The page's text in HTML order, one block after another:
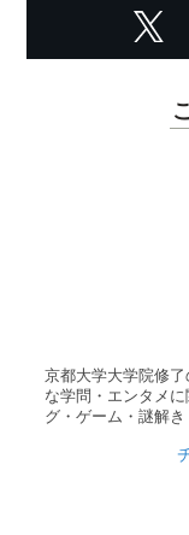
京都大学大学院修
な学問・エンタメ
グ・ゲーム・謎解き